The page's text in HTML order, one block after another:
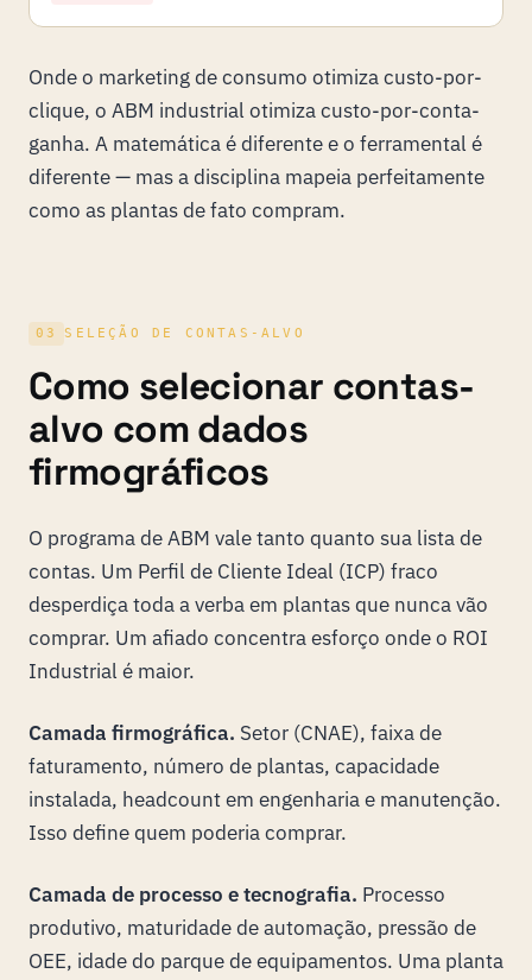
Onde o marketing de consumo otimiza custo-por-
clique, o ABM industrial otimiza custo-por-conta-
ganha. A matemática é diferente e o ferramental é
diferente — mas a disciplina mapeia perfeitamente
como as plantas de fato compram.
03 SELEÇÃO DE CONTAS-ALVO
Como selecionar contas-
alvo com dados
firmográficos
O programa de ABM vale tanto quanto sua lista de
contas. Um Perfil de Cliente Ideal (ICP) fraco
desperdiça toda a verba em plantas que nunca vão
comprar. Um afiado concentra esforço onde o ROI
Industrial é maior.
Camada firmográfica. Setor (CNAE), faixa de
faturamento, número de plantas, capacidade
instalada, headcount em engenharia e manutenção.
Isso define quem poderia comprar.
Camada de processo e tecnografia. Processo
produtivo, maturidade de automação, pressão de
OEE, idade do parque de equipamentos. Uma planta